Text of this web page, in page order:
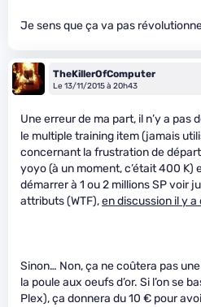
Je sens que ça va pas
TheKillerOfComputer
Le 13/11/2015 à 20h43
Une erreur de ma part, il n’y a pas
le multiple training item (jamais
concernant la frustration de
yoyo (à un moment, c’était 400
démarrer à 1 ou 2 millions SP voir
attributs (WTF),en discussion il y a
Sinon… Non, ça ne coûtera pas
la poule aux oeufs d’or. Si l’on se
Plex), ça donnera du 10 € pour